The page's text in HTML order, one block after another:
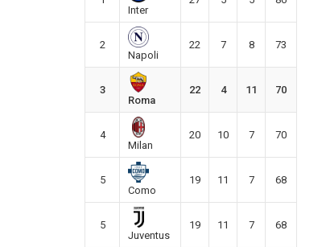
Inter
2
Napoli
22 7 8 73
3
Roma
22 4 11 70
4
Milan
20 10 7 70
5
Como
19 11 7 68
5
Juventus
19 11 7 68